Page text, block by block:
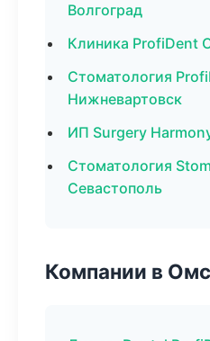
Волгоград
Клиника ProfiDent
Стоматология
Нижневартовск
ИП Surgery
Стоматология
Севастополь
Компании в